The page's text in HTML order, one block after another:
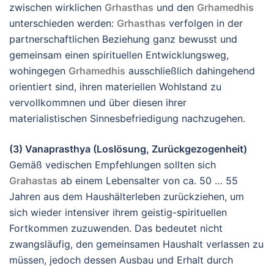
zwischen wirklichen Grhasthas und den Grhamedhis
unterschieden werden: Grhasthas verfolgen in der
partnerschaftlichen Beziehung ganz bewusst und
gemeinsam einen spirituellen Entwicklungsweg,
wohingegen Grhamedhis ausschließlich dahingehend
orientiert sind, ihren materiellen Wohlstand zu
vervollkommnen und über diesen ihrer
materialistischen Sinnesbefriedigung nachzugehen.
(3) Vanaprasthya (Loslösung, Zurückgezogenheit)
Gemäß vedischen Empfehlungen sollten sich
Grahastas ab einem Lebensalter von ca. 50 … 55
Jahren aus dem Haushälterleben zurückziehen, um
sich wieder intensiver ihrem geistig-spirituellen
Fortkommen zuzuwenden. Das bedeutet nicht
zwangsläufig, den gemeinsamen Haushalt verlassen zu
müssen, jedoch dessen Ausbau und Erhalt durch